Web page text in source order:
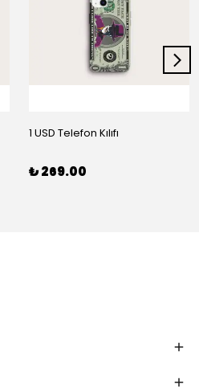
1 USD Telefon Kılıfı
₺ 269.00